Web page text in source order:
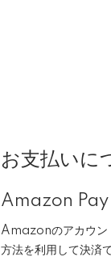
お支払いに
Amazon Pay
Amazonのアカウン
方法を利用して決済